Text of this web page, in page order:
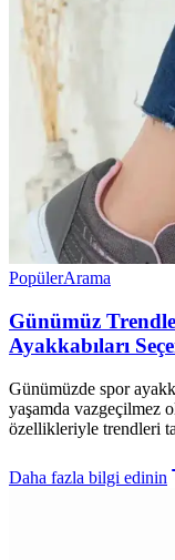
PopülerArama
Günümüz
Ayakkabıları
Günümüzde spor
yaşamda vazgeçilmez
özellikleriyle trendleri
Daha fazla bilgi edinin